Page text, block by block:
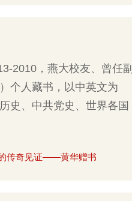
2010，燕大校友、曾任副
个人藏书，以中英文为
史、中共党史、世界各国
传奇见证——黄华赠书